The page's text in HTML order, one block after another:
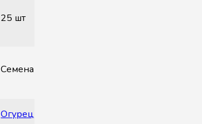
25 шт
Семена
Огурец